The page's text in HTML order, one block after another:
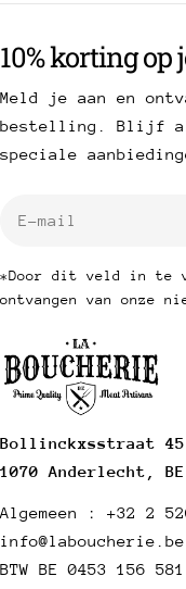
Bollinckxsstraat 45
1070 Anderlecht, BE
Algemeen : +32 2
info@laboucherie.be
BTW BE 0453 156 581
10% korting op
Meld je aan en
bestelling. Blijf
speciale
*Door dit veld in te
ontvangen van onze